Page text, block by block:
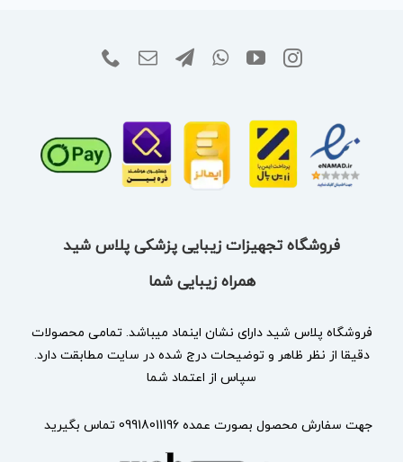
فروشگاه تجهیزات زیبایی پزشکی پلاس شید
همراه زیبایی شما
فروشگاه پلاس شید دارای نشان اینماد میباشد. تمامی محصولات
دقیقا از نظر ظاهر و توضیحات درج شده در سایت مطابقت دارد.
سپاس از اعتماد شما
جهت سفارش محصول بصورت عمده 09918011196 تماس بگیرید